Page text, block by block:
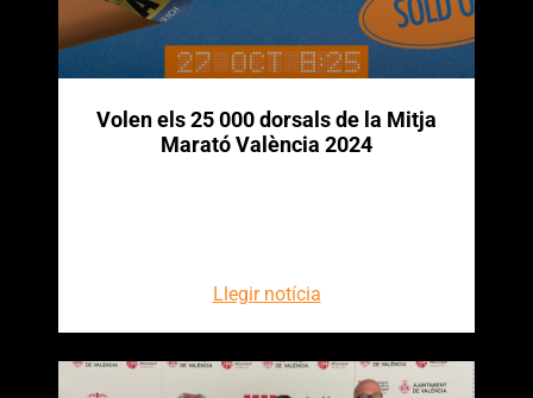
Volen els 25 000 dorsals de la Mitja
Marató València 2024
Llegir notícia